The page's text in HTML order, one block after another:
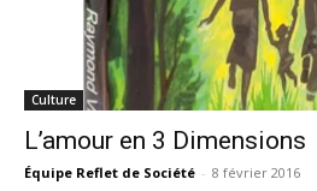
Culture
L’amour en 3 Dimensions
Équipe Reflet de Société - 8 février 2016